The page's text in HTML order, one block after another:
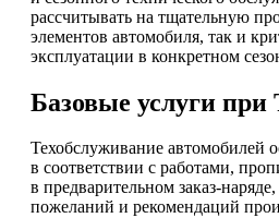
рассчитывать на тщательную
элементов автомобиля, так и
эксплуатации в конкретном
Базовые услуги
Техобслуживание автомобилей
в соответствии с работами,
в предварительном заказ-
пожеланий и рекомендаций